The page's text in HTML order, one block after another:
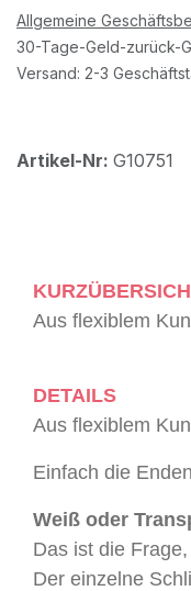
Allgemeine
30-Tage-Geld-zurück-
Versand: 2-3
Artikel-Nr: G10751
Aus flexiblem
DETAILS
Aus flexiblem
Einfach die
Weiß oder
Das ist die
Der einzelne